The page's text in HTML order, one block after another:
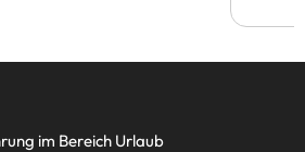
im Bereich Urlaub